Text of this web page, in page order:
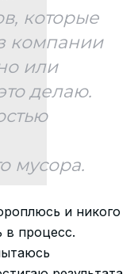
которые
компании
или
делаю.
мусора.
и никого
процесс.